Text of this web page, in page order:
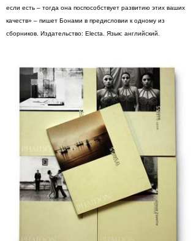
если есть – тогда она поспособствует развитию этих ваших
качеств» – пишет Бонами в предисловии к одному из
сборников. Издательство: Electa. Язык: английский.